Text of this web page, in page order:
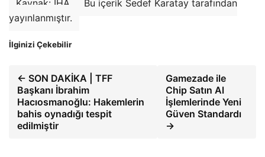
Kaynak: İHA
Bu içerik Sedef Karatay tarafından
yayınlanmıştır.
İlginizi Çekebilir
← SON DAKİKA | TFF
Başkanı İbrahim
Hacıosmanoğlu: Hakemlerin
bahis oynadığı tespit
edilmiştir
Gamezade ile
Chip Satın Al
İşlemlerinde Yeni
Güven Standardı
→